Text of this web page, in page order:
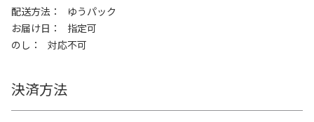
配送方法
ゆうパック
お届け日
指定可
のし
対応不可
決済方法